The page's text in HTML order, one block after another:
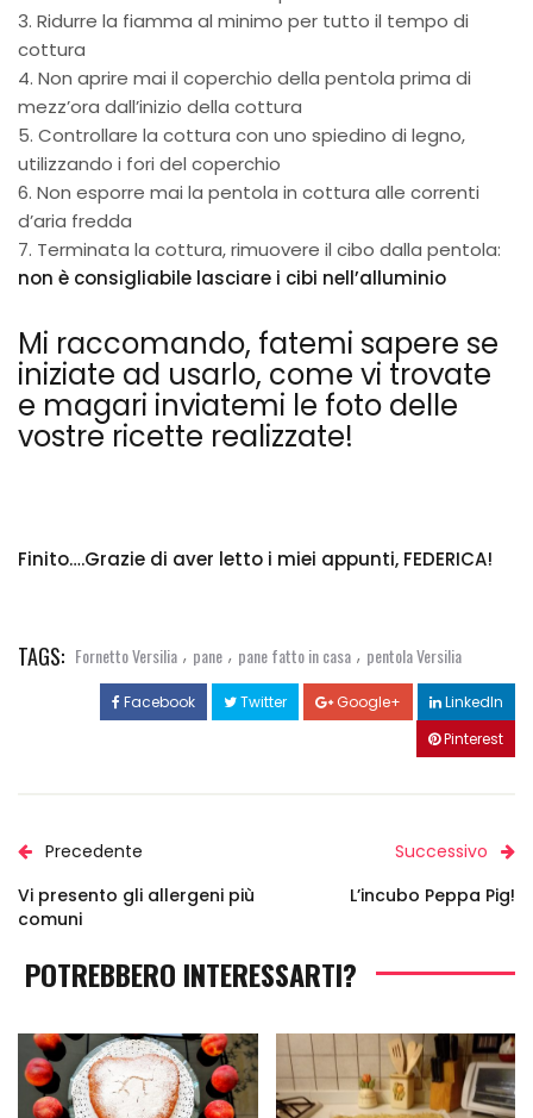
3. Ridurre la fiamma al minimo per tutto il tempo di
cottura
4. Non aprire mai il coperchio della pentola prima di
mezz’ora dall’inizio della cottura
5. Controllare la cottura con uno spiedino di legno,
utilizzando i fori del coperchio
6. Non esporre mai la pentola in cottura alle correnti
d’aria fredda
7. Terminata la cottura, rimuovere il cibo dalla pentola:
non è consigliabile lasciare i cibi nell’alluminio
Mi raccomando, fatemi sapere se
iniziate ad usarlo, come vi trovate
e magari inviatemi le foto delle
vostre ricette realizzate!
Finito….Grazie di aver letto i miei appunti, FEDERICA!
TAGS: Fornetto Versilia , pane , pane fatto in casa , pentola Versilia
Facebook Twitter Google+
LinkedIn
Pinterest
Precedente
Vi presento gli allergeni più
comuni
Successivo
L’incubo Peppa Pig!
POTREBBERO INTERESSARTI?